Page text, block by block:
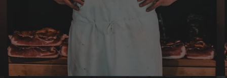
Manfred
Eine super Qualität, klasse im Geschmack,